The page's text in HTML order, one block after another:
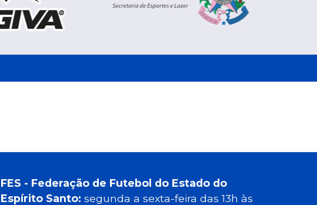
FES - Federação de Futebol do Estado do
Espírito Santo: segunda a sexta-feira das 13h às